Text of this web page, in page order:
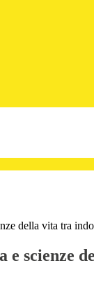
della vita tra
e scienze